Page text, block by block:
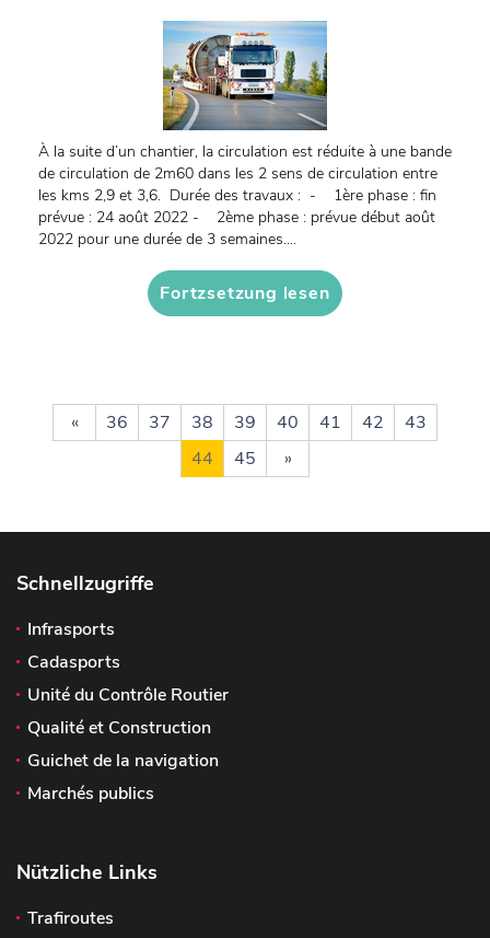
À la suite d’un chantier, la circulation est réduite à une bande
de circulation de 2m60 dans les 2 sens de circulation entre
les kms 2,9 et 3,6. Durée des travaux : - 1ère phase : fin
prévue : 24 août 2022 - 2ème phase : prévue début août
2022 pour une durée de 3 semaines....
Fortzsetzung lesen
« 36 37 38 39 40 41 42
43
44
45 »
Schnellzugriffe
Infrasports
Cadasports
Unité du Contrôle Routier
Qualité et Construction
Guichet de la navigation
Marchés publics
Nützliche Links
Trafiroutes